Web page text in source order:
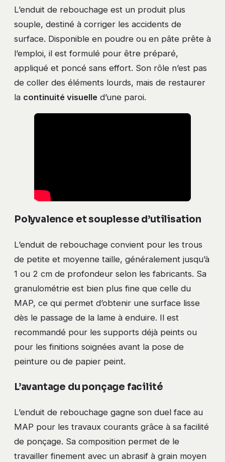
L’enduit de rebouchage est un produit plus
souple, destiné à corriger les accidents de
surface. Disponible en poudre ou en pâte prête à
l’emploi, il est formulé pour être préparé,
appliqué et poncé sans effort. Son rôle n’est pas
de coller des éléments lourds, mais de restaurer
la continuité visuelle d’une paroi.
Polyvalence et souplesse d’utilisation
L’enduit de rebouchage convient pour les trous
de petite et moyenne taille, généralement jusqu’à
1 ou 2 cm de profondeur selon les fabricants. Sa
granulométrie est bien plus fine que celle du
MAP, ce qui permet d’obtenir une surface lisse
dès le passage de la lame à enduire. Il est
recommandé pour les supports déjà peints ou
pour les finitions soignées avant la pose de
peinture ou de papier peint.
L’avantage du ponçage facilité
L’enduit de rebouchage gagne son duel face au
MAP pour les travaux courants grâce à sa facilité
de ponçage. Sa composition permet de le
travailler finement avec un abrasif à grain moyen